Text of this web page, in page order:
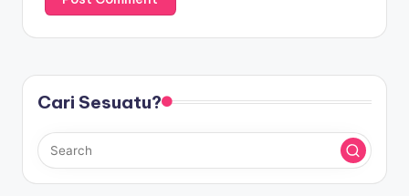
Cari Sesuatu?